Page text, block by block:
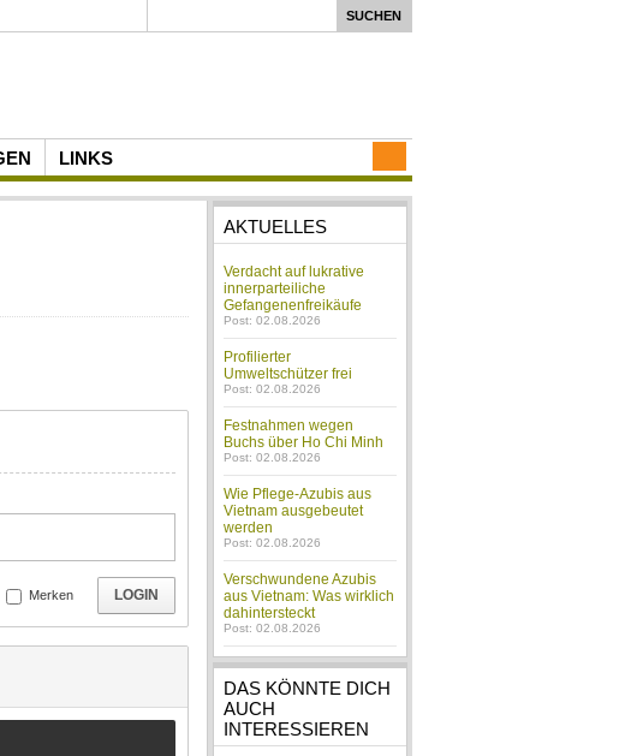
LINKS
LOGIN
Merken
AKTUELLES
Verdacht auf lukrative
innerparteiliche
Gefangenenfreikäufe
Post: 02.08.2026
Profilierter
Umweltschützer frei
Post: 02.08.2026
Festnahmen wegen
Buchs über Ho Chi Minh
Post: 02.08.2026
Wie Pflege-Azubis aus
Vietnam ausgebeutet
werden
Post: 02.08.2026
Verschwundene Azubis
aus Vietnam: Was wirklich
dahintersteckt
Post: 02.08.2026
DAS KÖNNTE DICH
AUCH
INTERESSIEREN